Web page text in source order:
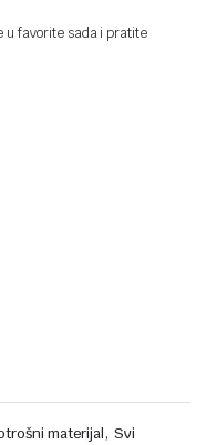
u favorite sada i pratite
materijal,Svi